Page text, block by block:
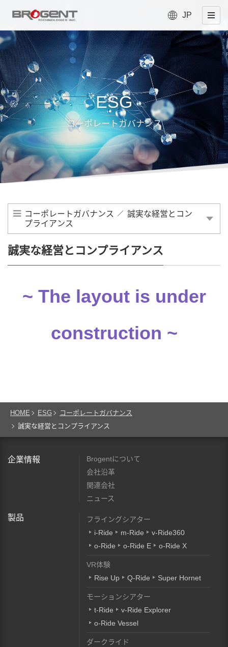
JP
ESG
コーポレートガバナンス
コーポレートガバナンス
誠実な経営とコン
プライアンス
誠実な経営とコンプライアンス
~ The layout is under
construction ~
HOME ESG
コーポレートガバナンス
誠実な経営とコンプライアンス
企業情報
Brogentについて
会社沿革
関連会社
ニュース
製品
フライングシアター
i-Ride
m-Ride
v-Ride360
o-Ride
o-Ride E o-Ride X
VR体験
Rise Up
Q-Ride Super Hornet
モーションシアター
t-Ride
v-Ride Explorer
o-Ride Vessel
ダークライド